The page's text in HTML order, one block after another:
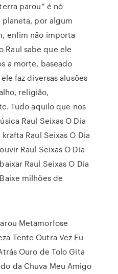
parou” é nó
por algum
enfim não importa
Raul sabe que ele
a morte, baseado
faz diversas alusões
religião,
Tudo aquilo que nos
Raul Seixas O Dia
Raul Seixas O Dia
Raul Seixas O Dia
Raul Seixas O Dia
milhões de
Metamorfose
Tente Outra Vez Eu
Ouro de Tolo Gita
da Chuva Meu Amigo